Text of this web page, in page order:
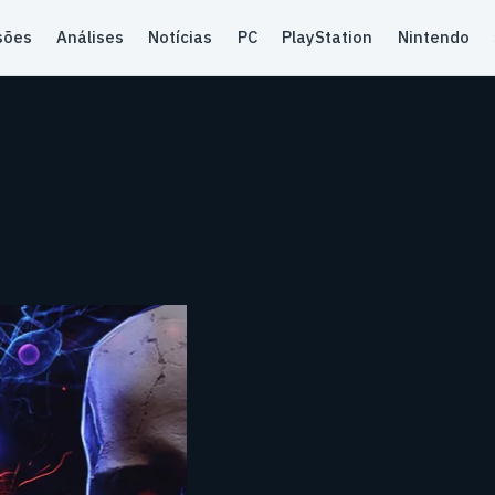
Análises Notícias PC PlayStation Nintendo